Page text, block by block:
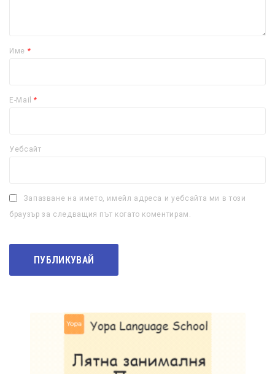
Име *
E-Mail*
Уебсайт
Запазване на името, имейл адреса и уебсайта ми в този
браузър за следващия път когато коментирам.